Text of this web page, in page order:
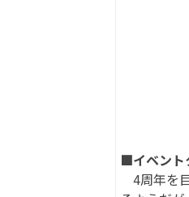
■イベント
4周年を